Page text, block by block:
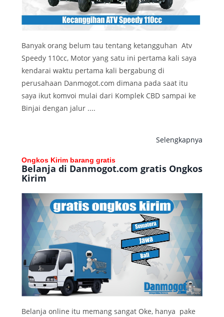
Banyak orang belum tau tentang ketangguhan Atv
Speedy 110cc, Motor yang satu ini pertama kali saya
kendarai waktu pertama kali bergabung di
perusahaan Danmogot.com dimana pada saat itu
saya ikut komvoi mulai dari Komplek CBD sampai ke
Binjai dengan jalur ....
Selengkapnya
Ongkos Kirim barang gratis
Belanja di Danmogot.com gratis Ongkos
Kirim
Belanja online itu memang sangat Oke, hanya pake